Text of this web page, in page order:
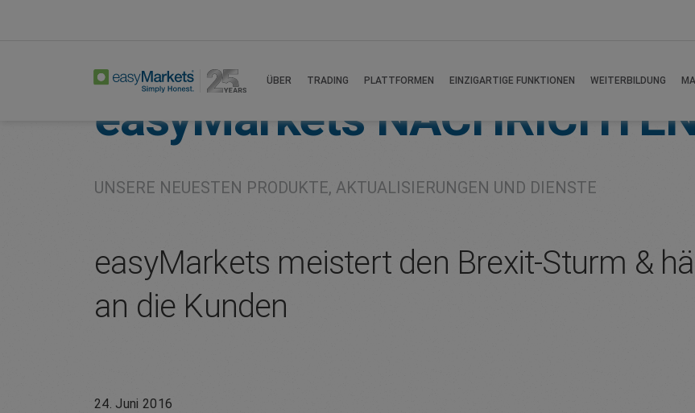
ÜBER TRADING PLATTFORMEN EINZIGARTIGE FUNKTIONEN WEITERBILDUNG
easyMarkets
UNSERE NEUESTEN PRODUKTE, AKTUALISIERUNGEN UND DIENSTE
easyMarkets meistert den Brexit-Sturm &
an die Kunden
24. Juni 2016